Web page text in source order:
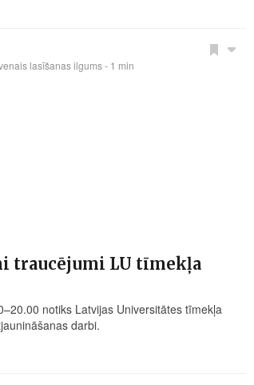
lasīšanas ilgums - 1 min
traucējumi LU tīmekļa
notiks Latvijas Universitātes tīmekļa
darbi.